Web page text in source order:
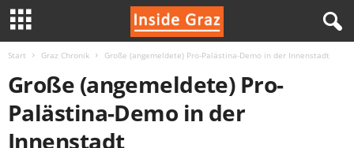
Start Graz Chronik Große (angemeldete) Pro-Palästina-Demo in der Innenstadt
Große (angemeldete) Pro-
Palästina-Demo in der
Innenstadt